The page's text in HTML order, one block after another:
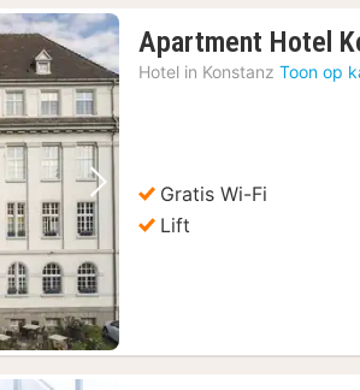
Volgende foto
Apartment Hotel
Hotel in Konstanz Toon op
Gratis Wi-Fi
Lift